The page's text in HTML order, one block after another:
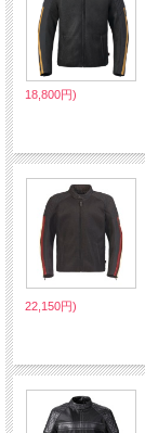
18,800円)
22,150円)